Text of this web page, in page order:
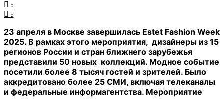
0
0
23 апреля в Москве завершилась Estet Fashion Week
2025. В рамках этого мероприятия, дизайнеры из 15
регионов России и стран ближнего зарубежья
представили 50 новых коллекций. Модное событие
посетили более 8 тысяч гостей и зрителей. Было
аккредитовано более 25 СМИ, включая телеканалы
и федеральные информагентства. Мероприятие